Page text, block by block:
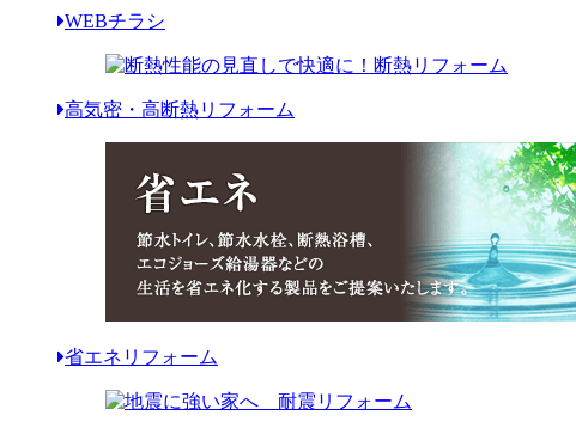
WEBチラシ
高気密・高断熱リフォーム
省エネリフォーム